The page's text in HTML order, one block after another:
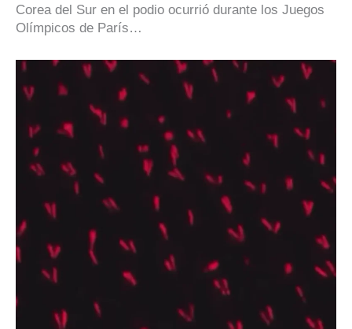
Corea del Sur en el podio ocurrió durante los Juegos
Olímpicos de París…